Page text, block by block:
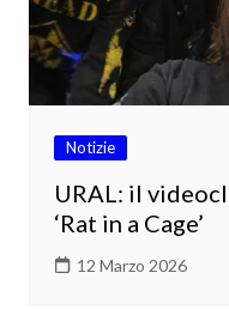
Notizie
URAL: il
‘Rat in a Cage’
12 Marzo 2026